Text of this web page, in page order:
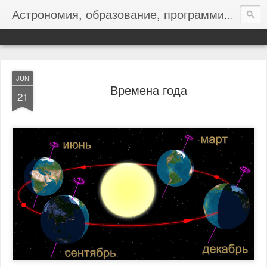
Астрономия, образование, программирование
JUN
21 Времена года